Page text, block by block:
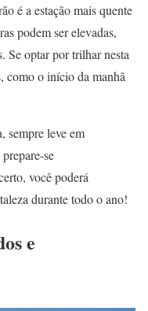
é a estação mais quente
podem ser elevadas,
Se optar por trilhar nesta
como o início da manhã
sempre leve em
se
você poderá
durante todo o ano!
e